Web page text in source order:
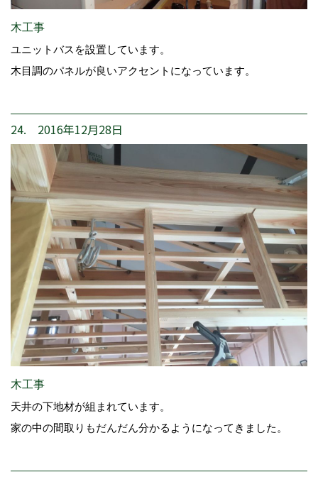
木工事
ユニットバスを設置しています。
木目調のパネルが良いアクセントになっています。
24. 2016年12月28日
木工事
天井の下地材が組まれています。
家の中の間取りもだんだん分かるようになってきました。